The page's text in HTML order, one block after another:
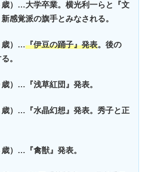
歳）…大学卒業。横光利一らと『文
感覚派の旗手とみなされる。
歳）…『伊豆の踊子』発表。後の
。
）…『浅草紅団』発表。
歳）…『水晶幻想』発表。秀子と正
）…『禽獣』発表。